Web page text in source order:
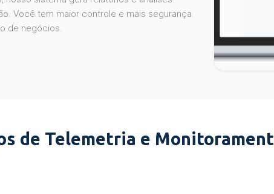
Você tem maior controle e mais segurança
de negócios.
de Telemetria e